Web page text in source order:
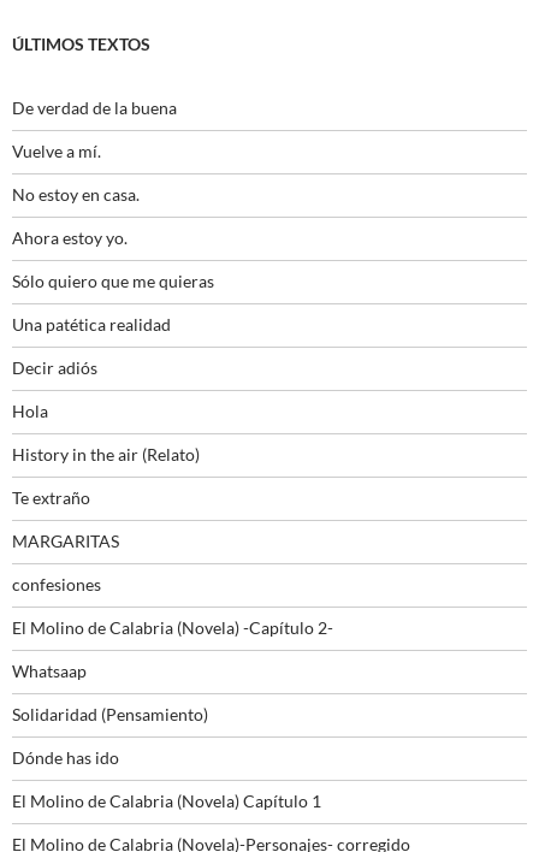
ÚLTIMOS TEXTOS
De verdad de la buena
Vuelve a mí.
No estoy en casa.
Ahora estoy yo.
Sólo quiero que me quieras
Una patética realidad
Decir adiós
Hola
History in the air (Relato)
Te extraño
MARGARITAS
confesiones
El Molino de Calabria (Novela) -Capítulo 2-
Whatsaap
Solidaridad (Pensamiento)
Dónde has ido
El Molino de Calabria (Novela) Capítulo 1
El Molino de Calabria (Novela)-Personajes- corregido